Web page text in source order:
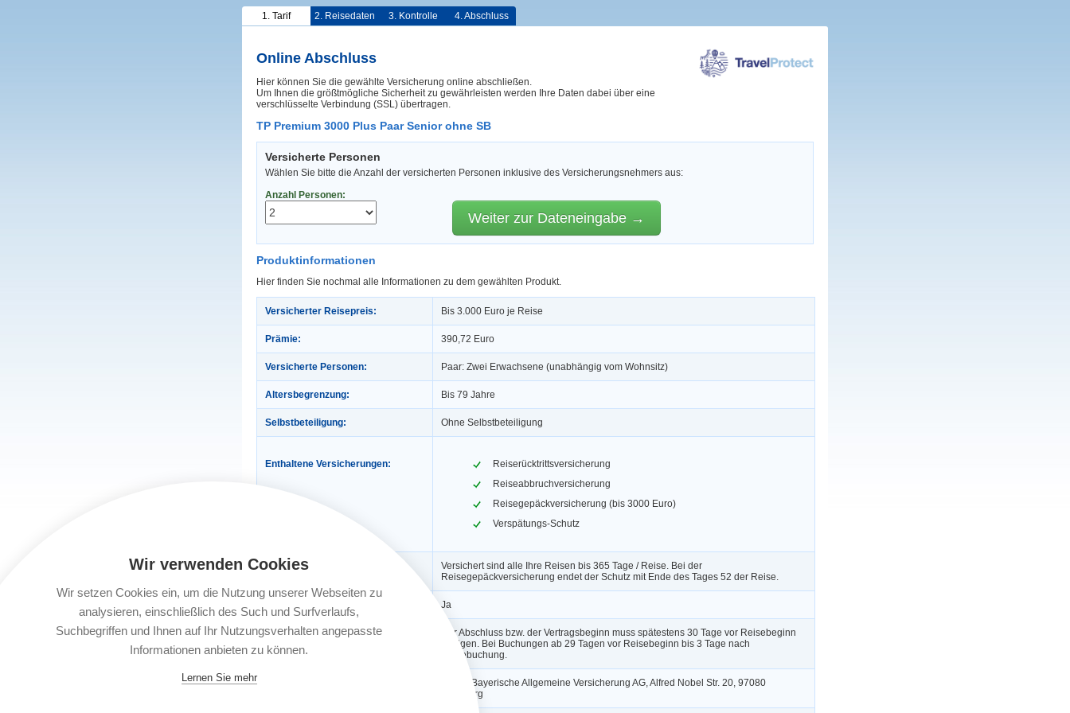
1. Tarif 2. Reisedaten 3. Kontrolle 4. Abschluss
Online Abschluss
Hier können Sie die gewählte Versicherung online abschließen.
Um Ihnen die größtmögliche Sicherheit zu gewährleisten werden Ihre Daten dabei über eine
verschlüsselte Verbindung (SSL) übertragen.
TP Premium 3000 Plus Paar Senior ohne SB
Versicherte Personen
Wählen Sie bitte die Anzahl der versicherten Personen inklusive des Versicherungsnehmers aus:
Anzahl Personen:
Weiter zur Dateneingabe →
Produktinformationen
Hier finden Sie nochmal alle Informationen zu dem gewählten Produkt.
Versicherter Reisepreis: Bis 3.000 Euro je Reise
Prämie: 390,72 Euro
Versicherte Personen: Paar: Zwei Erwachsene (unabhängig vom Wohnsitz)
Altersbegrenzung: Bis 79 Jahre
Selbstbeteiligung: Ohne Selbstbeteiligung
Enthaltene Versicherungen:
Reiserücktrittsversicherung
Reiseabbruchversicherung
Reisegepäckversicherung (bis 3000 Euro)
Verspätungs-Schutz
Gültigkeit:
Versichert sind alle Ihre Reisen bis 365 Tage / Reise. Bei der
Reisegepäckversicherung endet der Schutz mit Ende des Tages 52 der Reise.
Automatische Verlängerung: Ja
Buchungsfrist:
Der Abschluss bzw. der Vertragsbeginn muss spätestens 30 Tage vor Reisebeginn
erfolgen. Bei Buchungen ab 29 Tagen vor Reisebeginn bis 3 Tage nach
Reisebuchung.
BA die Bayerische Allgemeine Versicherung AG, Alfred Nobel Str. 20, 97080
Würzburg
Wir verwenden Cookies
Wir setzen Cookies ein, um die Nutzung unserer Webseiten zu
analysieren, einschließlich des Such und Surfverlaufs,
Suchbegriffen und Ihnen auf Ihr Nutzungsverhalten angepasste
Informationen anbieten zu können.
Lernen Sie mehr